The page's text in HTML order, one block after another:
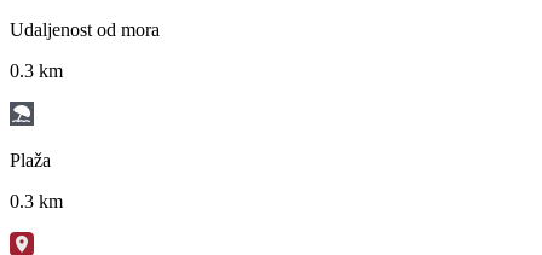
Udaljenost od mora
0.3 km
Plaža
0.3 km